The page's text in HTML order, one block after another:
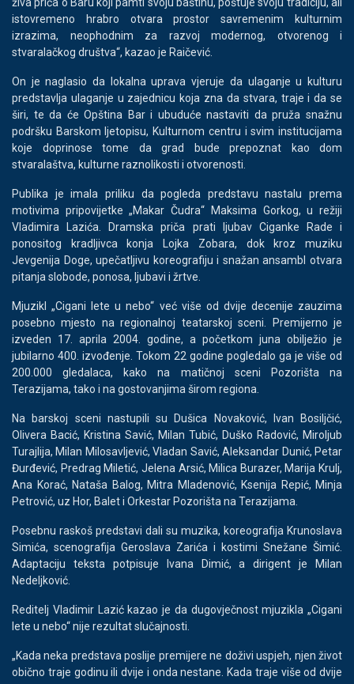
istovremeno hrabro otvara prostor savremenim kulturnim
izrazima, neophodnim za razvoj modernog, otvorenog i
stvaralačkog društva“, kazao je Raičević.
On je naglasio da lokalna uprava vjeruje da ulaganje u kulturu
predstavlja ulaganje u zajednicu koja zna da stvara, traje i da se
širi, te da će Opština Bar i ubuduće nastaviti da pruža snažnu
podršku Barskom ljetopisu, Kulturnom centru i svim institucijama
koje doprinose tome da grad bude prepoznat kao dom
stvaralaštva, kulturne raznolikosti i otvorenosti.
Publika je imala priliku da pogleda predstavu nastalu prema
motivima pripovijetke „Makar Čudra“ Maksima Gorkog, u režiji
Vladimira Lazića. Dramska priča prati ljubav Ciganke Rade i
ponositog kradljivca konja Lojka Zobara, dok kroz muziku
Jevgenija Doge, upečatljivu koreografiju i snažan ansambl otvara
pitanja slobode, ponosa, ljubavi i žrtve.
Mjuzikl „Cigani lete u nebo“ već više od dvije decenije zauzima
posebno mjesto na regionalnoj teatarskoj sceni. Premijerno je
izveden 17. aprila 2004. godine, a početkom juna obilježio je
jubilarno 400. izvođenje. Tokom 22 godine pogledalo ga je više od
200.000 gledalaca, kako na matičnoj sceni Pozorišta na
Terazijama, tako i na gostovanjima širom regiona.
Na barskoj sceni nastupili su Dušica Novaković, Ivan Bosiljčić,
Olivera Bacić, Kristina Savić, Milan Tubić, Duško Radović, Miroljub
Turajlija, Milan Milosavljević, Vladan Savić, Aleksandar Dunić, Petar
Đurđević, Predrag Miletić, Jelena Arsić, Milica Burazer, Marija Krulj,
Ana Korać, Nataša Balog, Mitra Mladenović, Ksenija Repić, Minja
Petrović, uz Hor, Balet i Orkestar Pozorišta na Terazijama.
Posebnu raskoš predstavi dali su muzika, koreografija Krunoslava
Simića, scenografija Geroslava Zarića i kostimi Snežane Šimić.
Adaptaciju teksta potpisuje Ivana Dimić, a dirigent je Milan
Nedeljković.
Reditelj Vladimir Lazić kazao je da dugovječnost mjuzikla „Cigani
lete u nebo“ nije rezultat slučajnosti.
„Kada neka predstava poslije premijere ne doživi uspjeh, njen život
obično traje godinu ili dvije i onda nestane. Kada traje više od dvije